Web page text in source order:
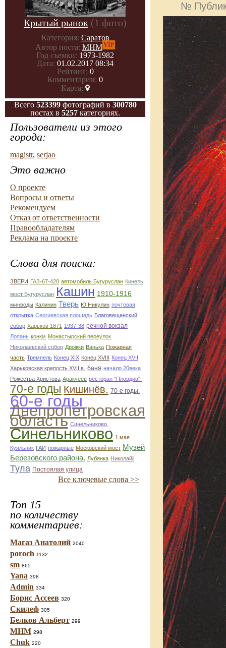
Крытый рынок (1 фото)
Категория: Саратов
Автор поста: МНМVIP
Год съемки: 1973-1982
Дата: 01.02.2017 08:34
Рейтинг: 0
Комментарии: 0
Карта:
Всего 523399фотографий в 300780
постах в 5257 категориях.
Пользователи из этого
города:
magistr, serjao
Это важно
О проекте
Вопросы и ответы
Рекомендуем
Отказ от ответственности
Правообладателям
Реклама на проекте
Слова для поиска:
ЗВЕРИ ГАЗ-67-420 автомобиль Бугуруслан Кинель
мост Бугуруслан Кашин 1910-1916
минводы Калинин Тверь Ю.Никулин почтовая
открытка Сергиевская площадь Благовещенский
собор Харьков 1871 1937-38 речной вокзал
Лопань конкм Монастырский переулок
Николаевский собор Дрожки Ванька Пожарная
часть Тремпель Конец XIX Конец XVIII Конец XVII
Харьковская крепость XVII в. баня начало 20века
Рожества Христова Аракчеев ресторан "Пловдив".
70-е годы Кишинёв. 70-е годы.
60-е годы
Днепропетровская
область Синельниково.
Синельниково 1 мая
Куяльник ГАИ пожарные Московский мост Музей
Березовского района. Лубянка Николайii
Тула Постоялая улица
Все ключевые слова >>
Топ 15
по количеству
комментариев:
Магаз Анатолий 2040
poroch 1132
sm 865
Yana 398
Admin 334
Борис Ассеев 320
Скилеф 305
Белков Альберт 299
МНМ 298
Chuk 220
№